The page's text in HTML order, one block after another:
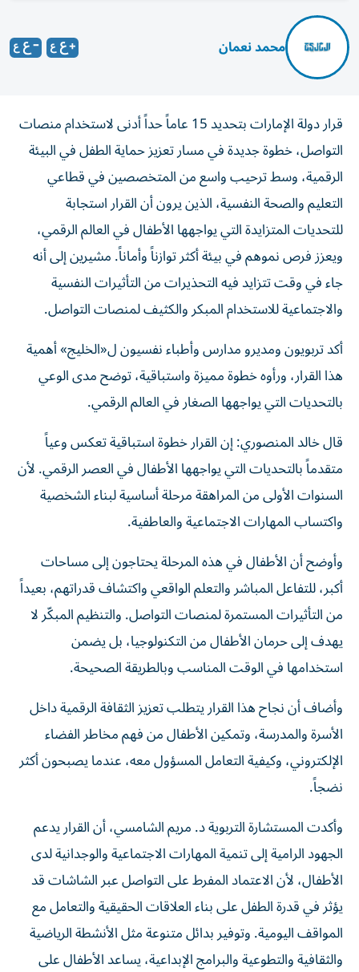
محمد نعمان
قرار دولة الإمارات بتحديد 15 عاماً حداً أدنى لاستخدام منصات
التواصل، خطوة جديدة في مسار تعزيز حماية الطفل في البيئة
الرقمية، وسط ترحيب واسع من المتخصصين في قطاعي
التعليم والصحة النفسية، الذين يرون أن القرار استجابة
للتحديات المتزايدة التي يواجهها الأطفال في العالم الرقمي،
ويعزز فرص نموهم في بيئة أكثر توازناً وأماناً. مشيرين إلى أنه
جاء في وقت تتزايد فيه التحذيرات من التأثيرات النفسية
والاجتماعية للاستخدام المبكر والكثيف لمنصات التواصل.
أكد تربويون ومديرو مدارس وأطباء نفسيون ل«الخليج» أهمية
هذا القرار، ورأوه خطوة مميزة واستباقية، توضح مدى الوعي
بالتحديات التي يواجهها الصغار في العالم الرقمي.
قال خالد المنصوري: إن القرار خطوة استباقية تعكس وعياً
متقدماً بالتحديات التي يواجهها الأطفال في العصر الرقمي. لأن
السنوات الأولى من المراهقة مرحلة أساسية لبناء الشخصية
واكتساب المهارات الاجتماعية والعاطفية.
وأوضح أن الأطفال في هذه المرحلة يحتاجون إلى مساحات
أكبر، للتفاعل المباشر والتعلم الواقعي واكتشاف قدراتهم، بعيداً
من التأثيرات المستمرة لمنصات التواصل. والتنظيم المبكّر لا
يهدف إلى حرمان الأطفال من التكنولوجيا، بل يضمن
استخدامها في الوقت المناسب وبالطريقة الصحيحة.
وأضاف أن نجاح هذا القرار يتطلب تعزيز الثقافة الرقمية داخل
الأسرة والمدرسة، وتمكين الأطفال من فهم مخاطر الفضاء
الإلكتروني، وكيفية التعامل المسؤول معه، عندما يصبحون أكثر
نضجاً.
وأكدت المستشارة التربوية د. مريم الشامسي، أن القرار يدعم
الجهود الرامية إلى تنمية المهارات الاجتماعية والوجدانية لدى
الأطفال، لأن الاعتماد المفرط على التواصل عبر الشاشات قد
يؤثر في قدرة الطفل على بناء العلاقات الحقيقية والتعامل مع
المواقف اليومية. وتوفير بدائل متنوعة مثل الأنشطة الرياضية
والثقافية والتطوعية والبرامج الإبداعية، يساعد الأطفال على